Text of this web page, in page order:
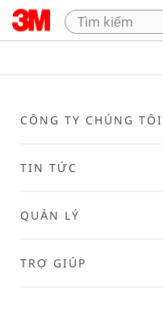
CÔNG TY CHÚNG TÔI
TIN TỨC
QUẢN LÝ
TRỢ GIÚP